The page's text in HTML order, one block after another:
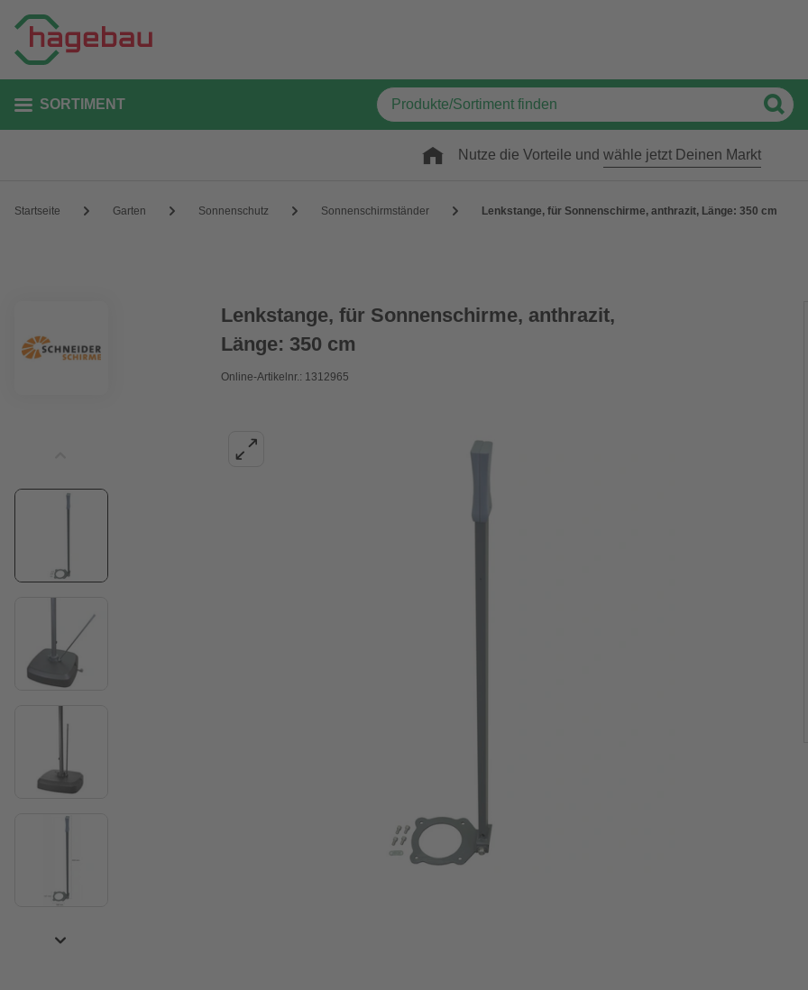
SORTIMENT
Nutze die Vorteile und wähle jetzt Deinen Markt
Startseite Garten Sonnenschutz Sonnenschirmständer Lenkstange, für Sonnenschirme, anthrazit, Länge: 350 cm
Lenkstange, für Sonnenschirme, anthrazit,
Länge: 350 cm
Online-Artikelnr.: 1312965